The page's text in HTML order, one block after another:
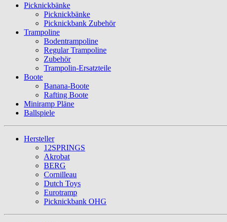
Picknickbänke
Picknickbänke
Picknickbank Zubehör
Trampoline
Bodentrampoline
Regular Trampoline
Zubehör
Trampolin-Ersatzteile
Boote
Banana-Boote
Rafting Boote
Miniramp Pläne
Ballspiele
Hersteller
12SPRINGS
Akrobat
BERG
Cornilleau
Dutch Toys
Eurotramp
Picknickbank OHG